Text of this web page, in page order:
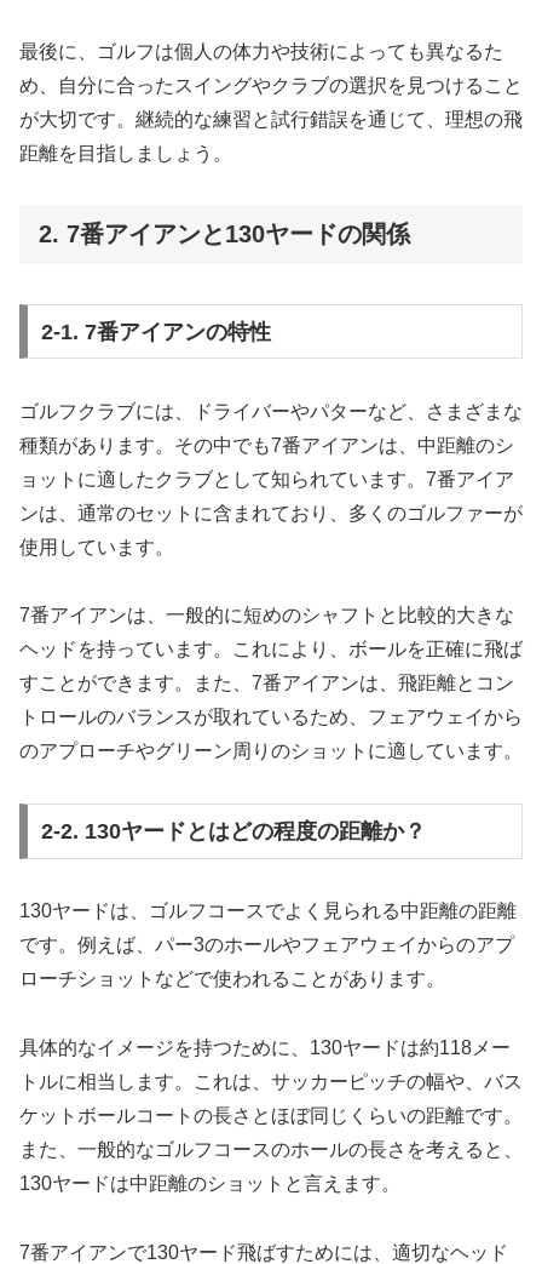
最後に、ゴルフは個人の体力や技術によっても異なるた
め、自分に合ったスイングやクラブの選択を見つけること
が大切です。継続的な練習と試行錯誤を通じて、理想の飛
距離を目指しましょう。
2. 7番アイアンと130ヤードの関係
2-1. 7番アイアンの特性
ゴルフクラブには、ドライバーやパターなど、さまざまな
種類があります。その中でも7番アイアンは、中距離のシ
ョットに適したクラブとして知られています。7番アイア
ンは、通常のセットに含まれており、多くのゴルファーが
使用しています。
7番アイアンは、一般的に短めのシャフトと比較的大きな
ヘッドを持っています。これにより、ボールを正確に飛ば
すことができます。また、7番アイアンは、飛距離とコン
トロールのバランスが取れているため、フェアウェイから
のアプローチやグリーン周りのショットに適しています。
2-2. 130ヤードとはどの程度の距離か？
130ヤードは、ゴルフコースでよく見られる中距離の距離
です。例えば、パー3のホールやフェアウェイからのアプ
ローチショットなどで使われることがあります。
具体的なイメージを持つために、130ヤードは約118メー
トルに相当します。これは、サッカーピッチの幅や、バス
ケットボールコートの長さとほぼ同じくらいの距離です。
また、一般的なゴルフコースのホールの長さを考えると、
130ヤードは中距離のショットと言えます。
7番アイアンで130ヤード飛ばすためには、適切なヘッド